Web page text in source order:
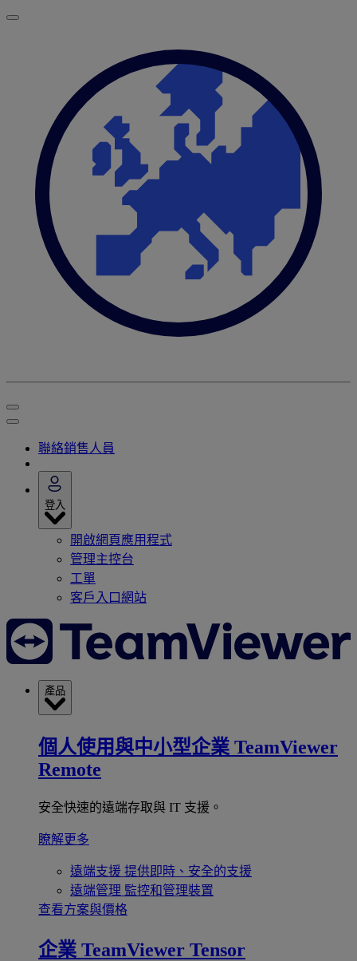
聯絡銷售人員
登入
開啟網頁應用程式
管理主控台
工單
客戶入口網站
產品
個人使用與中小型企業 TeamViewer
Remote
安全快速的遠端存取與 IT 支援。
瞭解更多
遠端支援 提供即時、安全的支援
遠端管理 監控和管理裝置
查看方案與價格
企業 TeamViewer Tensor